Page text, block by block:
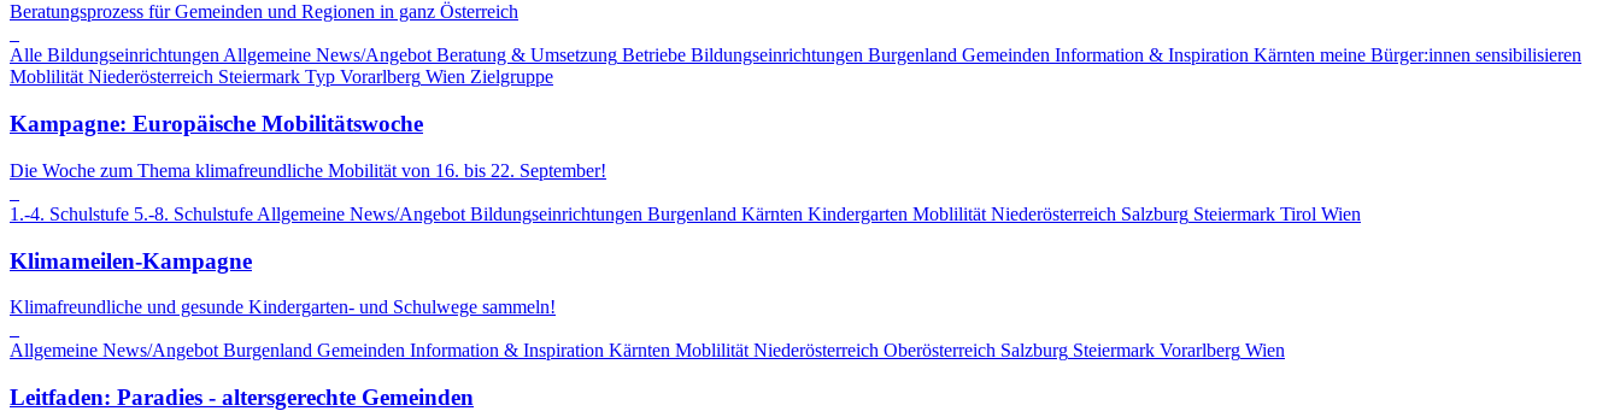
Beratungsprozess für Gemeinden und Regionen in ganz Österreich
Alle Bildungseinrichtungen Allgemeine News/Angebot Beratung & Umsetzung Betriebe Bildungseinrichtungen Burgenland Gemeinden Information & Inspiration Kärnten meine Bürger:innen sensibilisieren
Moblilität Niederösterreich Steiermark Typ Vorarlberg Wien Zielgruppe
Kampagne: Europäische Mobilitätswoche
Die Woche zum Thema klimafreundliche Mobilität von 16. bis 22. September!
1.-4. Schulstufe 5.-8. Schulstufe Allgemeine News/Angebot Bildungseinrichtungen Burgenland Kärnten Kindergarten Moblilität Niederösterreich Salzburg Steiermark Tirol Wien
Klimameilen-Kampagne
Klimafreundliche und gesunde Kindergarten- und Schulwege sammeln!
Allgemeine News/Angebot Burgenland Gemeinden Information & Inspiration Kärnten Moblilität Niederösterreich Oberösterreich Salzburg Steiermark Vorarlberg Wien
Leitfaden: Paradies - altersgerechte Gemeinden